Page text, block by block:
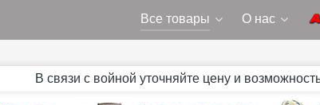
Все товары О нас
В связи с войной уточняйте цену и